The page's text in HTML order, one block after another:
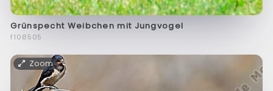
Grünspecht Weibchen mit Jungvogel
f108505
Zoom